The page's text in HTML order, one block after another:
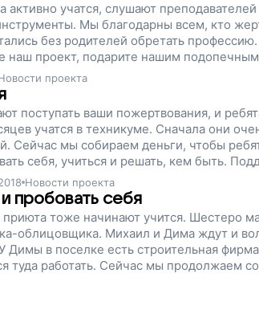
активно учатся, слушают
Мы благодарны всем, кто
без родителей обретать
наш проект, подарите нашим подопечным
проекта
поступать ваши пожертвования, и
учатся в техникуме. Сначала они
Сейчас мы собираем деньги, чтобы
себя, учиться и решать, кем быть.
Новости проекта
пробовать себя
приюта тоже начинают учится. Шестеро
облицовщика. Михаил и Дима ждут и
Димы в поселке есть строительная
туда работать. Сейчас мы продолжаем